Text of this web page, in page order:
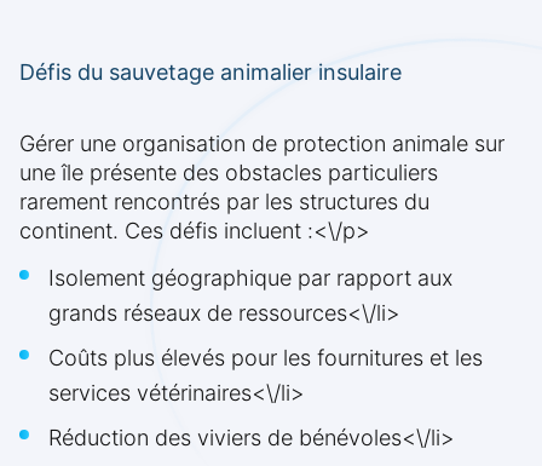
Défis du sauvetage animalier insulaire
Gérer une organisation de protection animale sur
une île présente des obstacles particuliers
rarement rencontrés par les structures du
continent. Ces défis incluent :<\/p>
Isolement géographique par rapport aux
grands réseaux de ressources<\/li>
Coûts plus élevés pour les fournitures et les
services vétérinaires<\/li>
Réduction des viviers de bénévoles<\/li>